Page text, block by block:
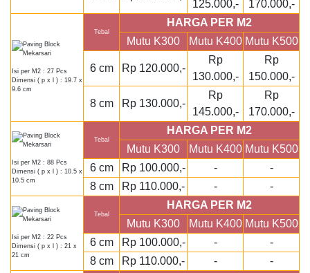
125.000,-
170.000,-
Isi per M2 : 27 Pcs
Dimensi ( p x l ) : 19.7 x
9.6 cm
Tebal
HARGA PER M2
Mutu K300
Mutu K400 Mutu K500
6 cm Rp 120.000,-
Rp
130.000,-
Rp
150.000,-
8 cm Rp 130.000,-
Rp
145.000,-
Rp
170.000,-
Isi per M2 : 88 Pcs
Dimensi ( p x l ) : 10.5 x
10.5 cm
Tebal
HARGA PER M2
Mutu K300
Mutu K400 Mutu K500
6 cm
Rp 100.000,- -
-
8 cm
Rp 110.000,- - -
Isi per M2 : 22 Pcs
Dimensi ( p x l ) : 21 x
21 cm
Tebal
HARGA PER M2
Mutu K300
Mutu K400 Mutu K500
6 cm
Rp 100.000,- -
-
8 cm
Rp 110.000,- - -